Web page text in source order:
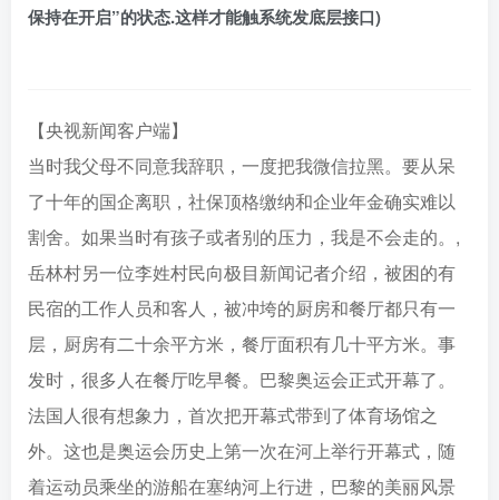
保持在开启”的状态.这样才能触系统发底层接口)
【央视新闻客户端】
当时我父母不同意我辞职，一度把我微信拉黑。要从呆
了十年的国企离职，社保顶格缴纳和企业年金确实难以
割舍。如果当时有孩子或者别的压力，我是不会走的。,
岳林村另一位李姓村民向极目新闻记者介绍，被困的有
民宿的工作人员和客人，被冲垮的厨房和餐厅都只有一
层，厨房有二十余平方米，餐厅面积有几十平方米。事
发时，很多人在餐厅吃早餐。巴黎奥运会正式开幕了。
法国人很有想象力，首次把开幕式带到了体育场馆之
外。这也是奥运会历史上第一次在河上举行开幕式，随
着运动员乘坐的游船在塞纳河上行进，巴黎的美丽风景